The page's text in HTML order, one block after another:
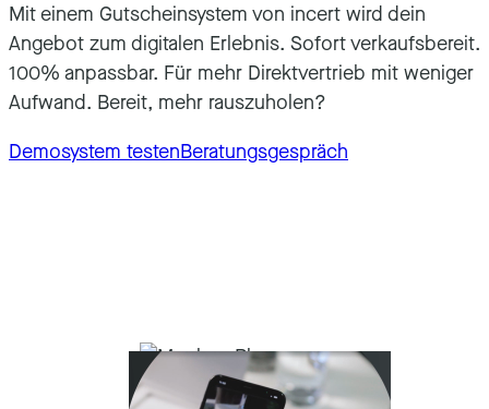
Mit einem Gutscheinsystem von incert wird dein
Angebot zum digitalen Erlebnis. Sofort verkaufsbereit.
100% anpassbar. Für mehr Direktvertrieb mit weniger
Aufwand. Bereit, mehr rauszuholen?
Demosystem testenBeratungsgespräch